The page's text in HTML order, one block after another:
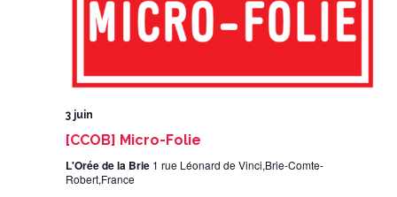
3 juin
[CCOB] Micro-Folie
L'Orée de la Brie 1 rue Léonard de Vinci,Brie-Comte-
Robert,France